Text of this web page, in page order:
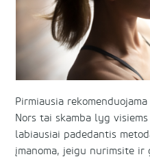
Pirmiausia
Nors tai skamba lyg
labiausiai padedantis
įmanoma, jeigu nurimsite